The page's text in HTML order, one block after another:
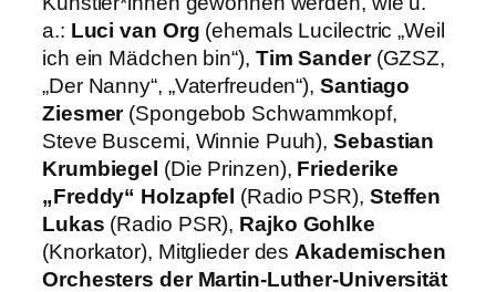
a.: Luci van Org (ehemals Lucilectric „Weil
ich ein Mädchen bin“), Tim Sander(GZSZ,
„Der Nanny“, „Vaterfreuden“), Santiago
Ziesmer(Spongebob Schwammkopf,
Steve Buscemi, Winnie Puuh),Sebastian
Krumbiegel (Die Prinzen), Friederike
„Freddy“ Holzapfel (Radio PSR), Steffen
Lukas (Radio PSR), Rajko Gohlke
(Knorkator), Mitglieder des Akademischen
Orchesters der Martin-Luther-Universität